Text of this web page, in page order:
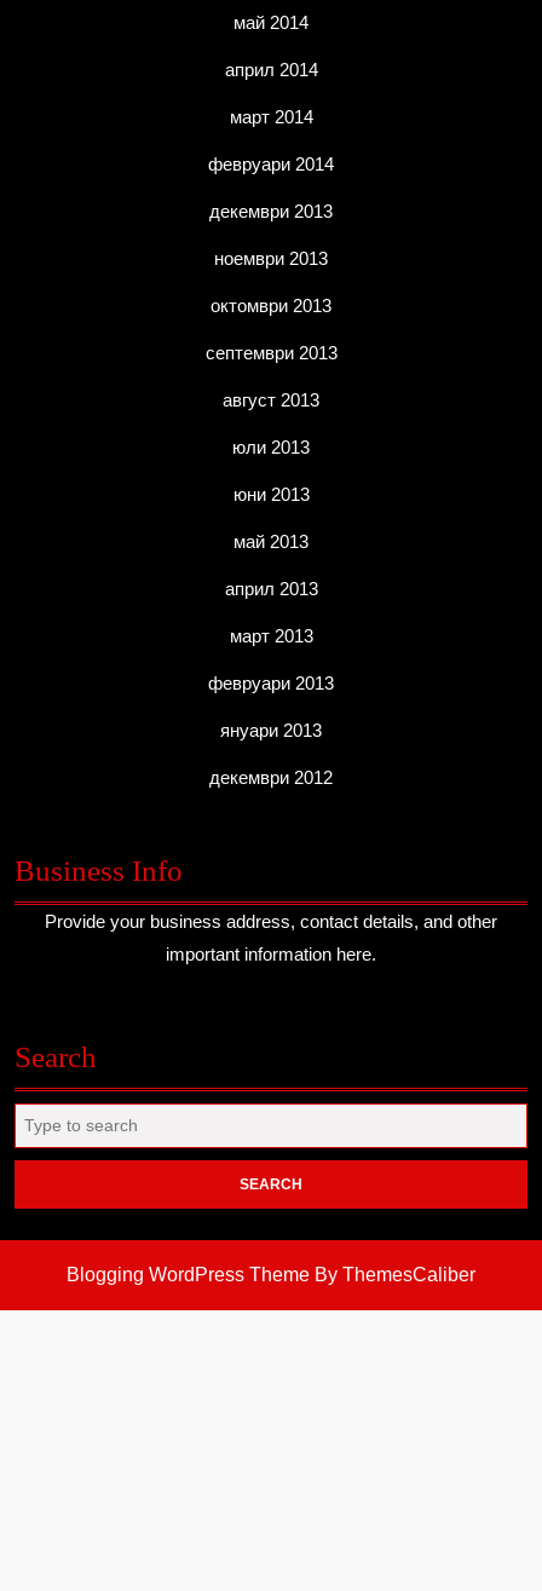
май 2014
април 2014
март 2014
февруари 2014
декември 2013
ноември 2013
октомври 2013
септември 2013
август 2013
юли 2013
юни 2013
май 2013
април 2013
март 2013
февруари 2013
януари 2013
декември 2012
Business Info
Provide your business address, contact details, and other
important information here.
Search
for:
Blogging WordPress Theme By ThemesCaliber